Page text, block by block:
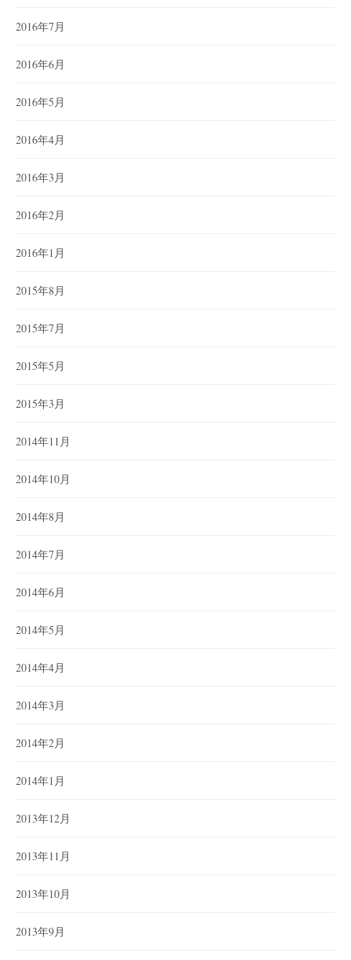
2016年7月
2016年6月
2016年5月
2016年4月
2016年3月
2016年2月
2016年1月
2015年8月
2015年7月
2015年5月
2015年3月
2014年11月
2014年10月
2014年8月
2014年7月
2014年6月
2014年5月
2014年4月
2014年3月
2014年2月
2014年1月
2013年12月
2013年11月
2013年10月
2013年9月